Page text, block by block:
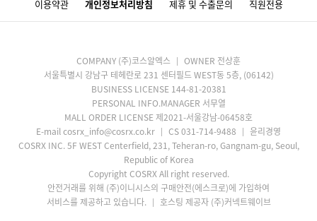
이용약관 개인정보처리방침 제휴 및 수출문의 직원전용
COMPANY (주)코스알엑스
OWNER 전상훈
서울특별시 강남구 테헤란로 231 센터필드 WEST동 5층, (06142)
BUSINESS LICENSE 144-81-20381
PERSONAL INFO.MANAGER 서무열
MALL ORDER LICENSE 제2021-서울강남-06458호
E-mail cosrx_info@cosrx.co.kr
CS 031-714-9488
윤리경영
COSRX INC. 5F WEST Centerfield, 231, Teheran-ro, Gangnam-gu, Seoul,
Republic of Korea
Copyright COSRX All right reserved.
안전거래를 위해 (주)이니시스의 구매안전(에스크로)에 가입하여
서비스를 제공하고 있습니다.
호스팅 제공자 (주)커넥트웨이브